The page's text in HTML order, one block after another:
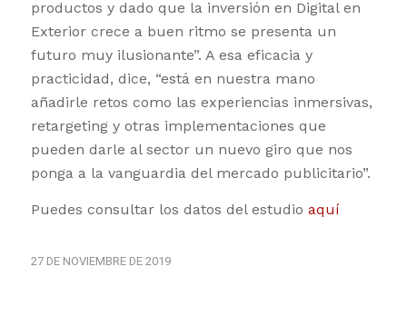
productos y dado que la inversión en Digital en
Exterior crece a buen ritmo se presenta un
futuro muy ilusionante”. A esa eficacia y
practicidad, dice, “está en nuestra mano
añadirle retos como las experiencias inmersivas,
retargeting y otras implementaciones que
pueden darle al sector un nuevo giro que nos
ponga a la vanguardia del mercado publicitario”.
Puedes consultar los datos del estudio aquí
27 DE NOVIEMBRE DE 2019